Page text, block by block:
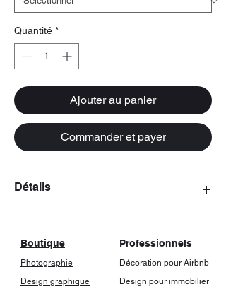
Quantité *
Ajouter au panier
Commander et payer
Détails
Boutique Professionnels
Photographie
Décoration pour Airbnb
Design graphique
Design pour immobilier